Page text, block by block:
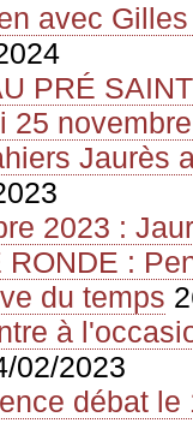
avec
PRÉ
25
Jaurès
2023 :
RONDE :
du temps
à
02/2023
débat